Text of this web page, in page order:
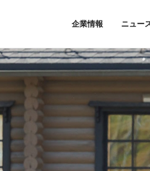
企業情報 ニュー